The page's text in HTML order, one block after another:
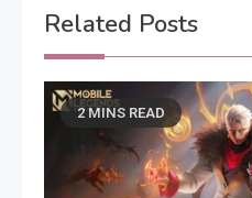
Related Posts
2 MINS READ